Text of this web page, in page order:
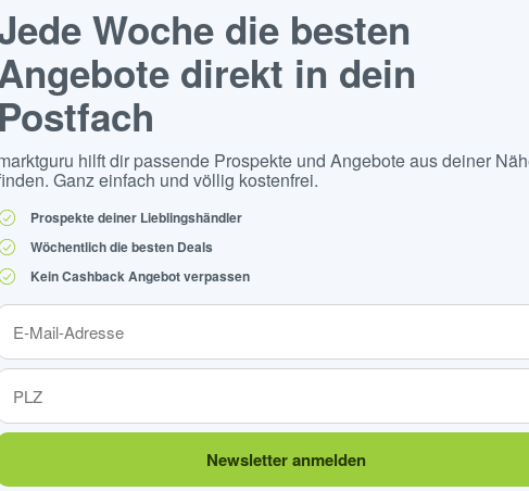
Woche die besten
direkt in dein
Postfach
hilft dir passende Prospekte und Angebote aus deiner
Ganz einfach und völlig kostenfrei.
Prospekte deiner Lieblingshändler
Wöchentlich die besten Deals
Kein Cashback Angebot verpassen
Newsletter anmelden